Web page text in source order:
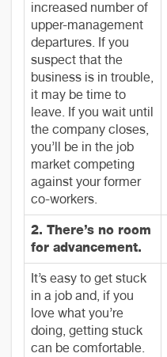
increased number of
upper-management
departures. If you
suspect that the
business is in trouble,
it may be time to
leave. If you wait until
the company closes,
you’ll be in the job
market competing
against your former
co-workers.
2. There’s no room
for advancement.
It’s easy to get stuck
in a job and, if you
love what you’re
doing, getting stuck
can be comfortable.